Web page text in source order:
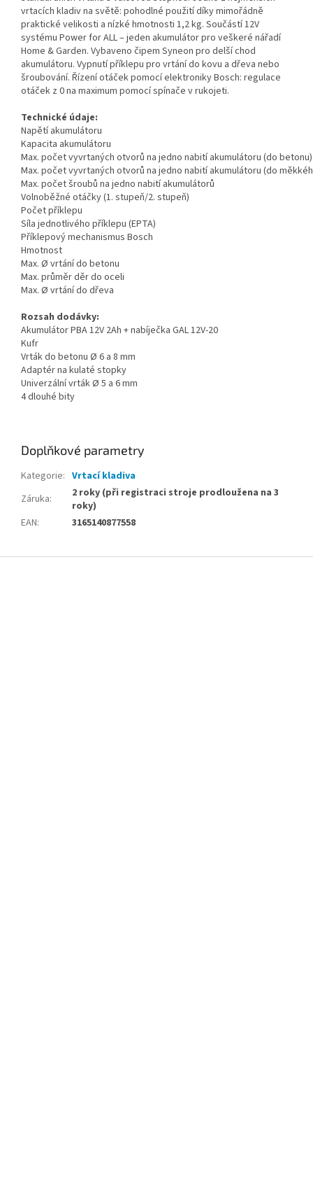
vrtacích kladiv na světě: pohodlné použití díky mimořádně
praktické velikosti a nízké hmotnosti 1,2 kg. Součástí 12V
systému Power for ALL – jeden akumulátor pro veškeré nářadí
Home & Garden. Vybaveno čipem Syneon pro delší chod
akumulátoru. Vypnutí příklepu pro vrtání do kovu a dřeva nebo
šroubování. Řízení otáček pomocí elektroniky Bosch: regulace
otáček z 0 na maximum pomocí spínače v rukojeti.
Technické údaje:
Napětí akumulátoru
Kapacita akumulátoru
Max. počet vyvrtaných otvorů na jedno nabití akumulátoru (do betonu)
Max. počet vyvrtaných otvorů na jedno nabití akumulátoru (do
Max. počet šroubů na jedno nabití akumulátorů
Volnoběžné otáčky (1. stupeň/2. stupeň)
Počet příklepu
Síla jednotlivého příklepu (EPTA)
Příklepový mechanismus Bosch
Hmotnost
Max. Ø vrtání do betonu
Max. průměr děr do oceli
Max. Ø vrtání do dřeva
Rozsah dodávky:
Akumulátor PBA 12V 2Ah + nabíječka GAL 12V-20
Kufr
Vrták do betonu Ø 6 a 8 mm
Adaptér na kulaté stopky
Univerzální vrták Ø 5 a 6 mm
4 dlouhé bity
Doplňkové parametry
Kategorie: Vrtací kladiva
Záruka:
2 roky (při registraci stroje prodloužena na 3
roky)
EAN: 3165140877558